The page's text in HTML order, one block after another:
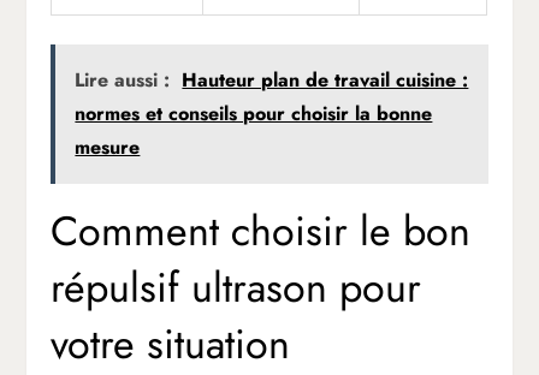
Lire aussi : Hauteur plan de travail cuisine :
normes et conseils pour choisir la bonne
mesure
Comment choisir le bon
répulsif ultrason pour
votre situation